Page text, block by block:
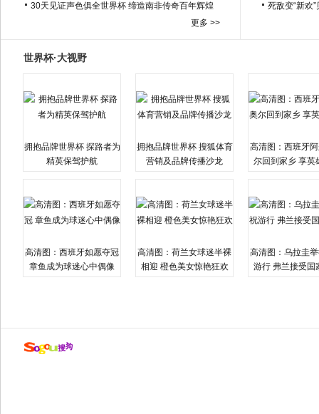
30天见证声色俱全世界杯 缔造南非传奇百年辉煌
更多 >>
死敌变“新欢
世界杯·大视野
拥抱品牌世界杯 探路者为
精英保驾护航
拥抱品牌世界杯 搜狐体育
营销及品牌传播沙龙
高清图：西班牙
尔回到家乡 享英
高清图：西班牙如愿夺冠
章鱼成为球迷心中偶像
高清图：荷兰女球迷半裸
相迎 橙色美女惊艳狂欢
高清图：乌拉圭
游行 弗兰接受国